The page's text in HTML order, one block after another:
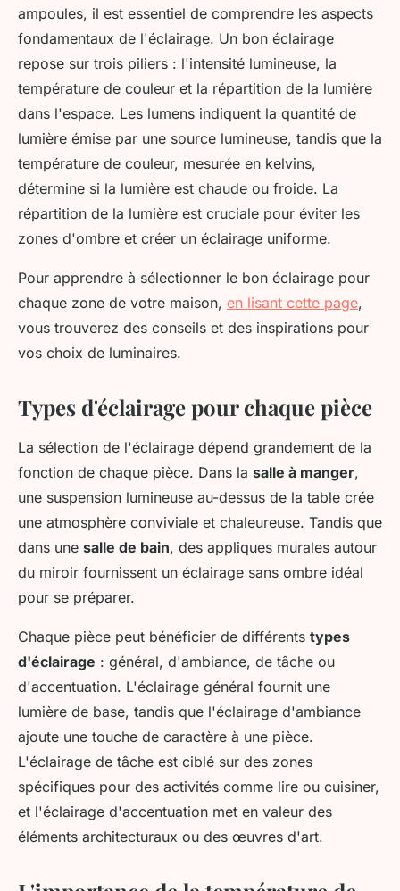
ampoules, il est essentiel de comprendre les aspects
fondamentaux de l'éclairage. Un bon éclairage
repose sur trois piliers : l'intensité lumineuse, la
température de couleur et la répartition de la lumière
dans l'espace. Les lumens indiquent la quantité de
lumière émise par une source lumineuse, tandis que la
température de couleur, mesurée en kelvins,
détermine si la lumière est chaude ou froide. La
répartition de la lumière est cruciale pour éviter les
zones d'ombre et créer un éclairage uniforme.
Pour apprendre à sélectionner le bon éclairage pour
chaque zone de votre maison, en lisant cette page,
vous trouverez des conseils et des inspirations pour
vos choix de luminaires.
Types d'éclairage pour chaque pièce
La sélection de l'éclairage dépend grandement de la
fonction de chaque pièce. Dans la salle à manger,
une suspension lumineuse au-dessus de la table crée
une atmosphère conviviale et chaleureuse. Tandis que
dans une salle de bain, des appliques murales autour
du miroir fournissent un éclairage sans ombre idéal
pour se préparer.
Chaque pièce peut bénéficier de différents types
d'éclairage : général, d'ambiance, de tâche ou
d'accentuation. L'éclairage général fournit une
lumière de base, tandis que l'éclairage d'ambiance
ajoute une touche de caractère à une pièce.
L'éclairage de tâche est ciblé sur des zones
spécifiques pour des activités comme lire ou cuisiner,
et l'éclairage d'accentuation met en valeur des
éléments architecturaux ou des œuvres d'art.